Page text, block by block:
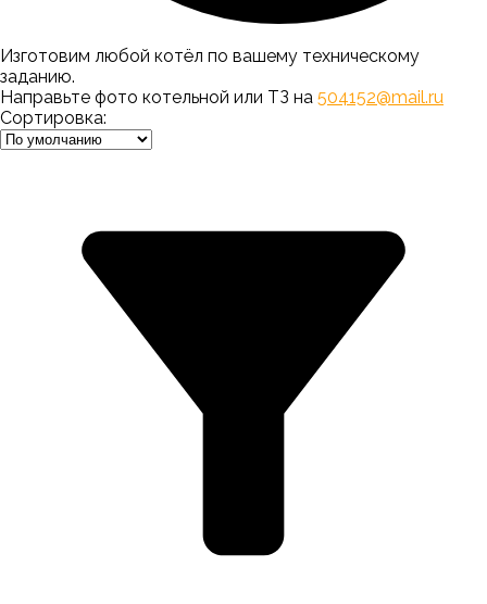
Изготовим любой котёл по вашему техническому
заданию.
Направьте фото котельной или ТЗ на 504152@mail.ru
Сортировка: